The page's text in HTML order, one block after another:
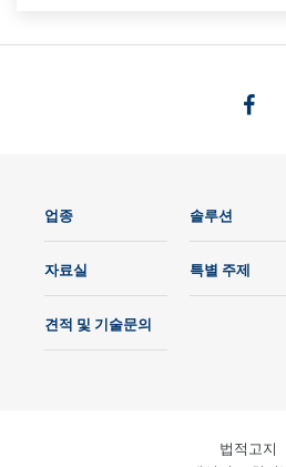
업종 솔루션
자료실 특별 주제
견적 및 기술문의
법적고지